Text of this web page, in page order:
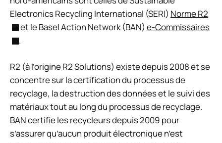
Electronics Recycling International (SERI) Norme R2
et le Basel Action Network (BAN) e-Commissaires
.
R2 (à l’origine R2 Solutions) existe depuis 2008 et se
concentre sur la certification du processus de
recyclage, la destruction des données et le suivi des
matériaux tout au long du processus de recyclage.
BAN certifie les recycleurs depuis 2009 pour
s’assurer qu’aucun produit électronique n’est